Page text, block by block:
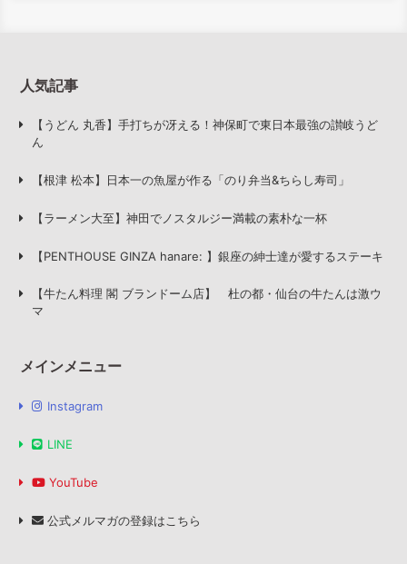
人気記事
【うどん 丸香】手打ちが冴える！神保町で東日本最強の讃岐うど
ん
【根津 松本】日本一の魚屋が作る「のり弁当&ちらし寿司」
【ラーメン大至】神田でノスタルジー満載の素朴な一杯
【PENTHOUSE GINZA hanare: 】銀座の紳士達が愛するステーキ
【牛たん料理 閣 ブランドーム店】 杜の都・仙台の牛たんは激ウ
マ
メインメニュー
Instagram
LINE
YouTube
公式メルマガの登録はこちら